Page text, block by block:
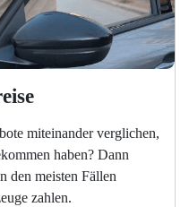
miteinander verglichen,
haben? Dann
den meisten Fällen
zahlen.